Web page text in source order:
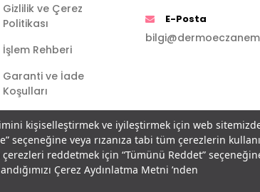
kişiselleştirmek ve iyileştirmek için web
seçeneğine veya rızanıza tabi tüm çerezlerin
reddetmek için “Tümünü Reddet”
Çerez Aydınlatma Metni ’nden
Gizlilik ve Çerez
Politikası
İşlem Rehberi
Garanti ve İade
Koşulları
E-Posta